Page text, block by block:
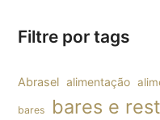
Filtre por tags
Abrasel alimentação
bares bares e